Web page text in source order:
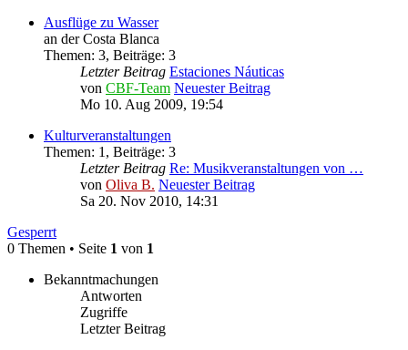
Ausflüge zu Wasser
an der Costa Blanca
Themen: 3, Beiträge: 3
Letzter Beitrag Estaciones Náuticas
von CBF-Team Neuester Beitrag
Mo 10. Aug 2009, 19:54
Kulturveranstaltungen
Themen: 1 , Beiträge: 3
Letzter Beitrag Re: Musikveranstaltungen von …
von Oliva B. Neuester Beitrag
Sa 20. Nov 2010, 14:31
Gesperrt
0 Themen • Seite 1 von 1
Bekanntmachungen
Antworten
Zugriffe
Letzter Beitrag